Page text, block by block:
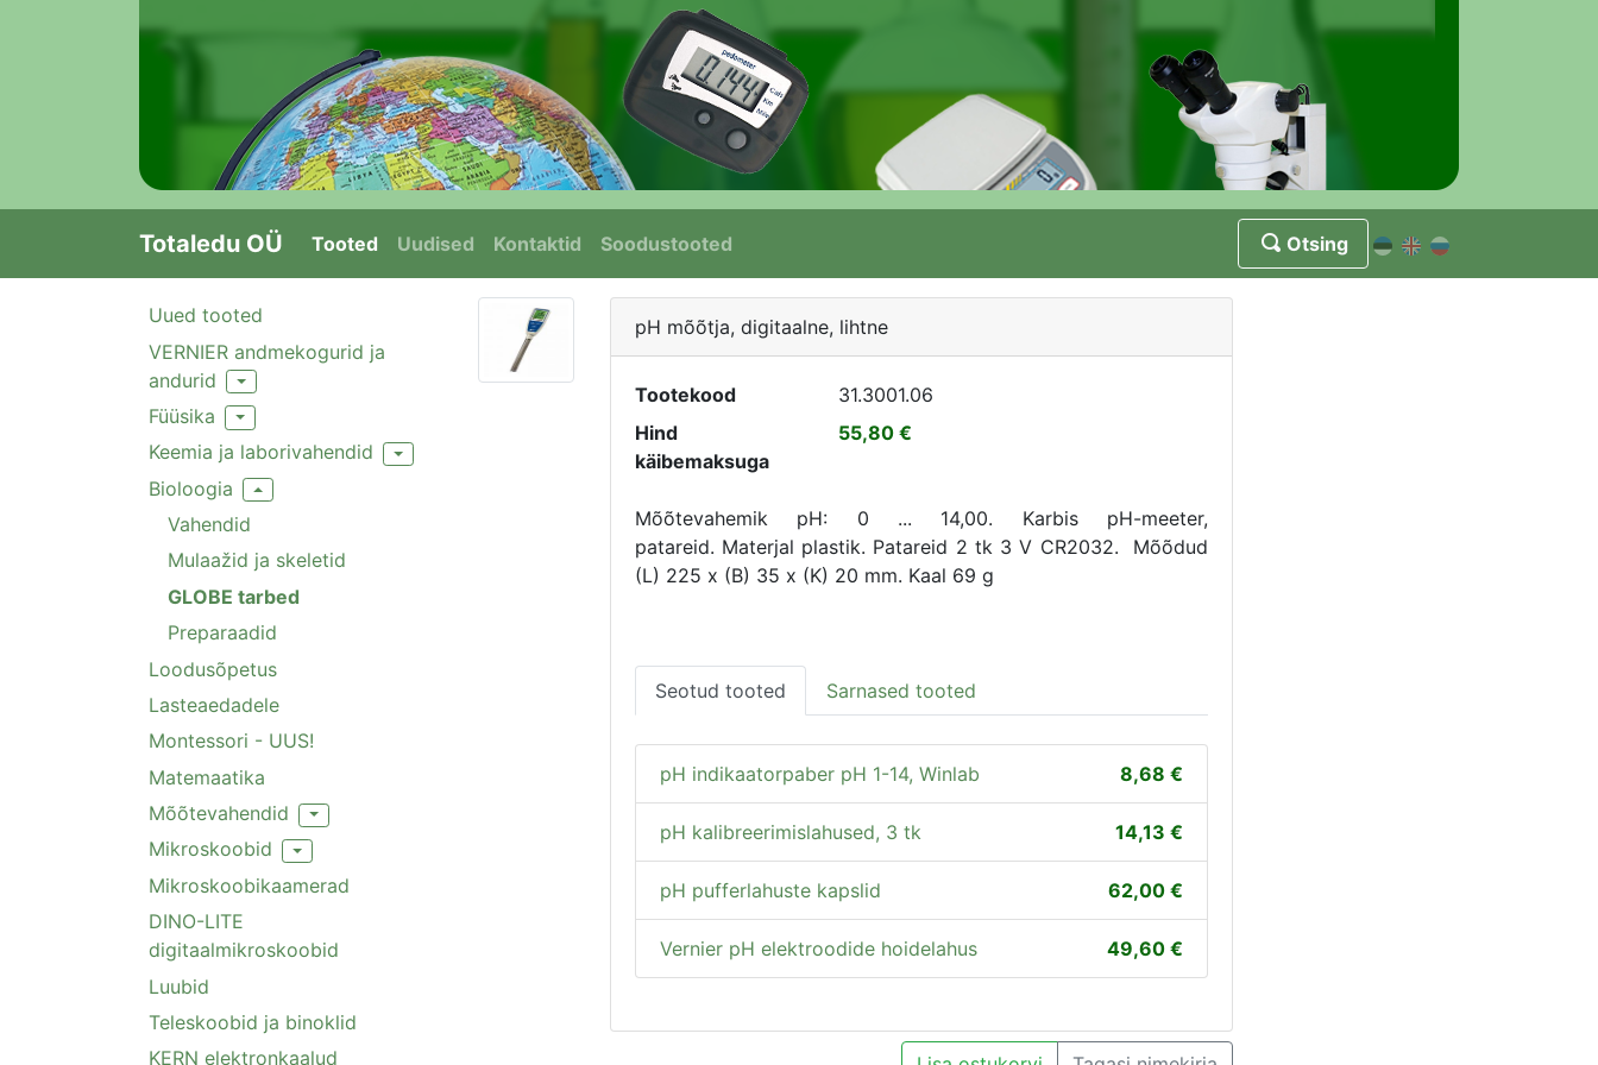
Totaledu OÜ Tooted Uudised Kontaktid Soodustooted Otsing
Uued tooted
VERNIER andmekogurid ja
andurid
Toggle Dropdown
Füüsika Toggle Dropdown
Keemia ja laborivahendid Toggle Dropdown
Bioloogia Toggle Dropdown
Vahendid
Mulaažid ja skeletid
GLOBE tarbed
Preparaadid
Loodusõpetus
Lasteaedadele
Montessori - UUS!
Matemaatika
Mõõtevahendid
Toggle Dropdown
Mikroskoobid Toggle Dropdown
Mikroskoobikaamerad
DINO-LITE
digitaalmikroskoobid
Luubid
Teleskoobid ja binoklid
KERN elektronkaalud
pH mõõtja, digitaalne, lihtne
Tootekood
31.3001.06
Hind
käibemaksuga
55,80
Mõõtevahemik pH: 0 ... 14,00. KarbispH-meeter,
patareid. Materjal plastik. Patareid 2 tk 3 V CR2032. Mõõdud
(L) 225 x (B) 35 x (K) 20 mm. Kaal 69 g
Seotud tooted Sarnased tooted
8,68
pH indikaatorpaber pH 1-14, Winlab
14,13
pH kalibreerimislahused, 3 tk
62,00
pH pufferlahuste kapslid
49,60
Vernier pH elektroodide hoidelahus